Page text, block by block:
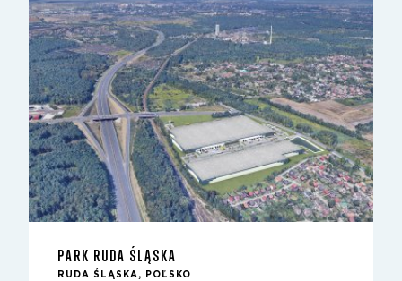
PARK RUDA ŚLĄSKA
RUDA ŚLĄSKA, POĽSKO